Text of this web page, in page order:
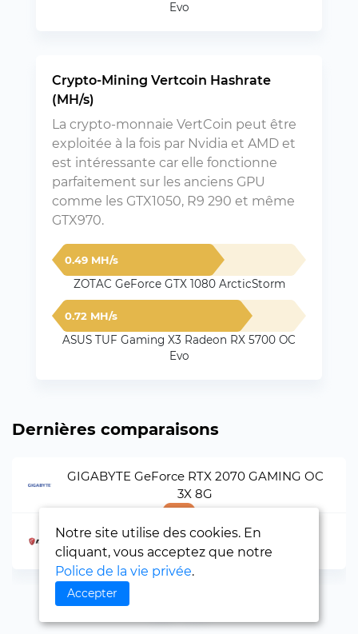
Evo
Crypto-Mining Vertcoin Hashrate
(MH/s)
La crypto-monnaie VertCoin peut être
exploitée à la fois par Nvidia et AMD et
est intéressante car elle fonctionne
parfaitement sur les anciens GPU
comme les GTX1050, R9 290 et même
GTX970.
0.49 MH/s
ZOTAC GeForce GTX 1080 ArcticStorm
0.72 MH/s
ASUS TUF Gaming X3 Radeon RX 5700 OC
Evo
Dernières comparaisons
GIGABYTE GeForce RTX 2070 GAMING OC
3X 8G
MSI GeForce RTX 3060 GAMING Z Trio 12G
Notre site utilise des cookies. En
cliquant, vous acceptez que notre
Police de la vie privée.
Accepter